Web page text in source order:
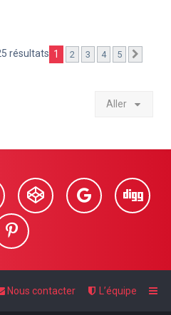
résultats 1 2 3 4 5
Aller
L’équipe
Nous contacter